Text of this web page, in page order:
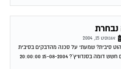
נבחרת
אוגוסט 15, 2004
סיבית? שמעתי על סכנה מהדבקים בסיבית
המכילים חומרים מסרטנים. האם קיים חשש דומה בסנדוויץ´? 15-08-2004 20:00:00